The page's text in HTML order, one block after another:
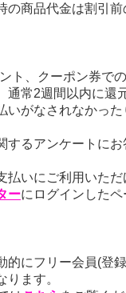
の商品代金は割引
ト、クーポン券で
通常2週間以内に還
いがなされなかっ
するアンケートに
払いにご利用いた
ーにログインした
的にフリー会員(登
ます。